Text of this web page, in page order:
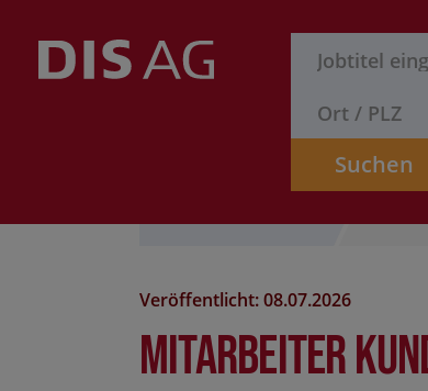
Suchen
Veröffentlicht: 08.07.2026
Mitarbeiter